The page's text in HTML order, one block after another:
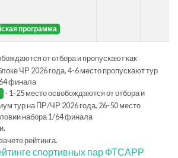
программа
от отбора и пропускают как
ЧР 2026 года, 4-6 место пропускают тур
финала
- 1-25 место освобождаются от отбора и
тур на ПР/ЧР 2026 года, 26-50 место
набора 1/64 финала
рейтинга.
спортивных пар ФТСАРР